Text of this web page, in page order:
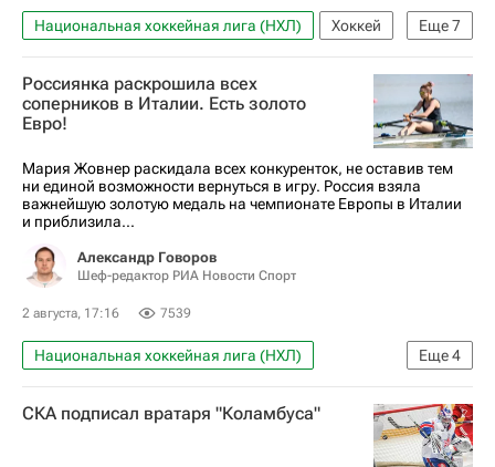
Еще7
Национальная хоккейная лига (НХЛ)
Хоккей
Спорт
Никита Кучеров
Давид Пастрняк
Кирилл Капризов
Лос-Анджелес Кингз
Тампа-Бэй Лайтнинг
Россиянка раскрошила всех
соперников в Италии. Есть золото
Евро!
Мария Жовнер раскидала всех конкуренток, не оставив тем
ни единой возможности вернуться в игру. Россия взяла
важнейшую золотую медаль на чемпионате Европы в Италии
и приблизила...
Александр Говоров
Шеф-редактор РИА Новости Спорт
2 августа, 17:16 7539
Еще4
Национальная хоккейная лига (НХЛ)
Международный олимпийский комитет (МОК)
Гребля
Академическая гребля
СКА подписал вратаря "Коламбуса"